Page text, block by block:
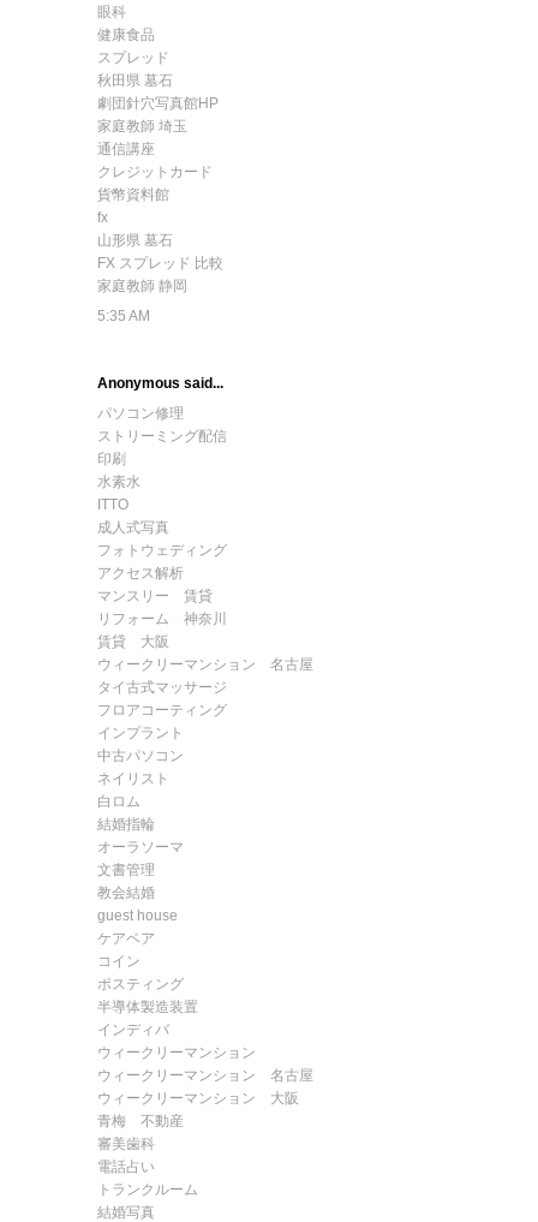
眼科
健康食品
スプレッド
秋田県 墓石
劇団針穴写真館HP
家庭教師 埼玉
通信講座
クレジットカード
貨幣資料館
fx
山形県 墓石
FX スプレッド 比較
家庭教師 静岡
5:35 AM
Anonymous said...
パソコン修理
ストリーミング配信
印刷
水素水
ITTO
成人式写真
フォトウェディング
アクセス解析
マンスリー 賃貸
リフォーム 神奈川
賃貸 大阪
ウィークリーマンション 名古屋
タイ古式マッサージ
フロアコーティング
インプラント
中古パソコン
ネイリスト
白ロム
結婚指輪
オーラソーマ
文書管理
教会結婚
guest house
ケアベア
コイン
ポスティング
半導体製造装置
インディバ
ウィークリーマンション
ウィークリーマンション 名古屋
ウィークリーマンション 大阪
青梅 不動産
審美歯科
電話占い
トランクルーム
結婚写真